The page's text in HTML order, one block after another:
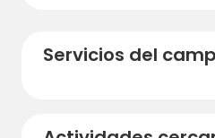
buena comida y bebida
hermoso y relajante.
Servicios del